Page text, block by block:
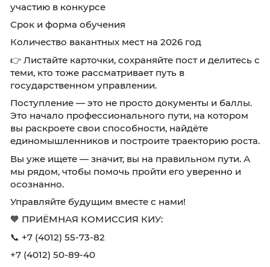
социальной ответственности
📎 Вся важная информация по условиям
поступления в 2026 году в карточках к посту:
Какие ЕГЭ или вступительные испытания
необходимы, минимальные баллы для
участию в конкурсе
Срок и форма обучения
Количество вакантных мест на 2026 год
👉 Листайте карточки, сохраняйте пост и
теми, кто тоже рассматривает путь в
государственном управлении.
Поступление — это не просто документы и
Это начало профессионального пути, на
вы раскроете свои способности, найдёте
единомышленников и построите